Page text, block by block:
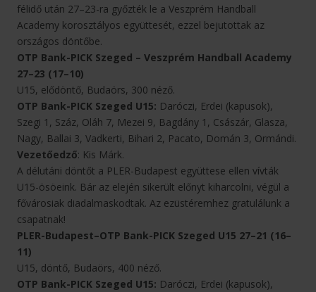
félidő után 27–23-ra győzték le a Veszprém Handball
Academy korosztályos együttesét, ezzel bejutottak az
országos döntőbe.
OTP Bank-PICK Szeged – Veszprém Handball Academy
27–23 (17–10)
U15, elődöntő, Budaörs, 300 néző.
OTP Bank-PICK Szeged U15: Daróczi, Erdei (kapusok),
Szegi 1, Száz, Oláh 7, Mezei 9, Bagdány 1, Császár, Glasza,
Nagy, Ballai 3, Vadkerti, Bihari 2, Pacato, Domán 3, Ormándi.
Vezetőedző: Kis Márk.
A délutáni döntőt a PLER-Budapest együttese ellen vívták
U15-ösöeink. Bár az elején sikerült előnyt kiharcolni, végül a
fővárosiak diadalmaskodtak. Az ezüstéremhez gratulálunk a
csapatnak!
PLER-Budapest–OTP Bank-PICK Szeged U15 27–21 (16–
11)
U15, döntő, Budaörs, 400 néző.
OTP Bank-PICK Szeged U15: Daróczi, Erdei (kapusok),